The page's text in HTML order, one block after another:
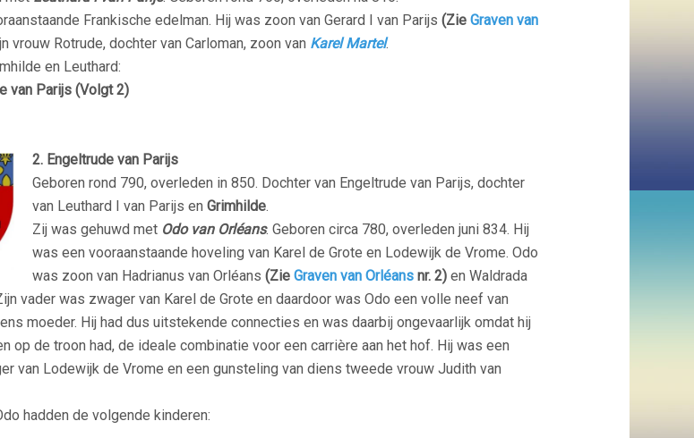
Frankische edelman. Hij was zoon van Gerard I van Parijs (Zie Graven van
vrouw Rotrude, dochter van Carloman, zoon van Karel Martel.
en Leuthard:
van Parijs (Volgt 2)
2. Engeltrude van Parijs
Geboren rond 790, overleden in 850. Dochter van Engeltrude van Parijs, dochter
van Leuthard I van Parijs en Grimhilde.
Zij was gehuwd met Odo van Orléans. Geboren circa 780, overleden juni 834. Hij
was een vooraanstaande hoveling van Karel de Grote en Lodewijk de Vrome. Odo
was zoon van Hadrianus van Orléans (Zie Graven van Orléans nr. 2) en Waldrada
vader was zwager van Karel de Grote en daardoor was Odo een volle neef van
moeder. Hij had dus uitstekende connecties en was daarbij ongevaarlijk omdat hij
op de troon had, de ideale combinatie voor een carrière aan het hof. Hij was een
van Lodewijk de Vrome en een gunsteling van diens tweede vrouw Judith van
hadden de volgende kinderen: